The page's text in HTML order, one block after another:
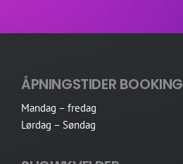
ÅPNINGSTIDER BOOKING
Mandag – fredag
Lørdag – Søndag